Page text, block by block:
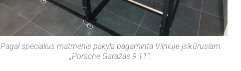
Pagal specialius matmenis pakyla pagaminta Vilniuje įsikūrusiam
„Porsche Garažas 9:11“.